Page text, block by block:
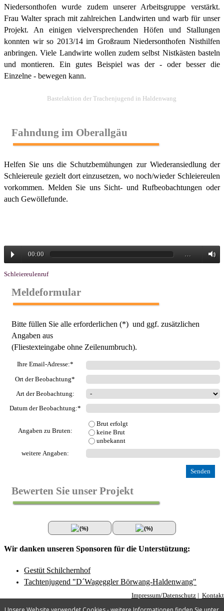
Niedersonthofen wurde zudem unserer Arbeitsgruppe verstärkt.
Frau Walter sprach mit zahlreichen Landwirten und warb für unser
Projekt. An einigen vielversprechenden Höfen und Stallungen
konnten wir so 2013/14 im Großraum Niedersonthofen Nisthilfen
anbringen. Viele Landwirte wollen zudem selbst Nistkästen basteln
und montieren. Ein gutes Beispiel was der - oder besser die
Einzelne - bewegen kann.
Bastelaktion der Trachenjugend in Haldenwang
Fahndung im Oberallgäu
Helfen Sie uns die Schutzbemühungen zur Wiederansiedlung der
Schleiereule gezielt dort einzusetzen, wo noch/wieder Schleiereulen
vorkommen. Melden Sie uns Sicht- und Rufbeobachtungen oder
auch Gewöllefunde.
00:00 …
Schleiereulenruf
Meldeformular
Bitte füllen Sie alle erforderlichen (*) und ggf. zusätzlichen
Angaben aus
(Fliestexteingabe ohne Zeilenumbruch).
Ihre Email-Adresse:*
Ort der Beobachtung*
Art der Beobachtung:
Datum der Beobachtung:*
Angaben zu Bruten:
Brut erfolgt
keine Brut
unbekannt
weitere Angaben:
Bewerten Sie unser Projekt
(%) (%)
Wir danken unseren Sponsoren für die Unterstützung:
Gestüt Schilchernhof
Tachtenjugend "D´Wageggler Börwang-Haldenwang"
Impressum/Datenschutz | Kontakt
© Landesbund für Vogel- und